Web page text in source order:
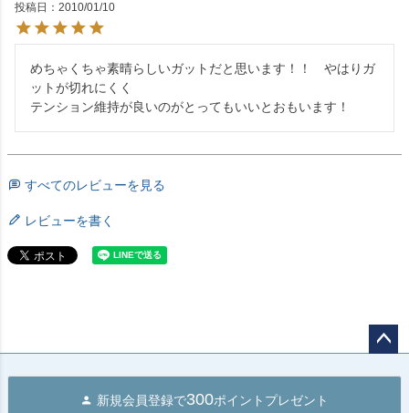
投稿日
2010/01/10
めちゃくちゃ素晴らしいガットだと思います！！　やはりガ
ットが切れにくく
テンション維持が良いのがとってもいいとおもいます！
すべてのレビューを見る
レビューを書く
新規会員登録で300ポイントプレゼント